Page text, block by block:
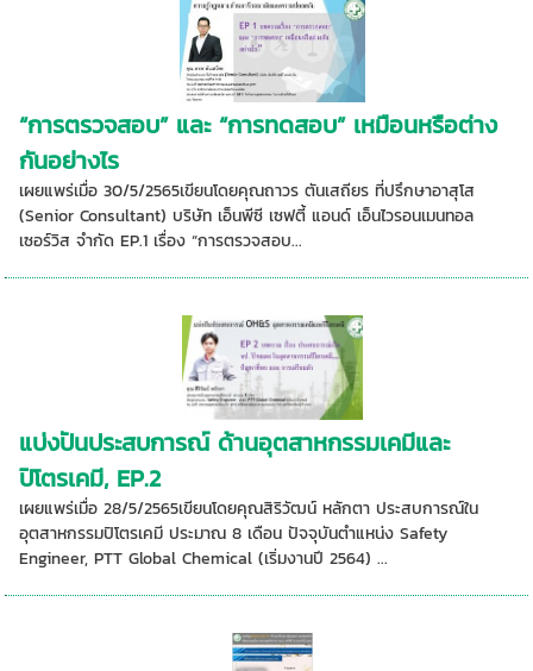
“การตรวจสอบ” และ “การทดสอบ” เหมือนหรือต่าง
กันอย่างไร
เผยแพร่เมื่อ 30/5/2565เขียนโดยคุณถาวร ตันเสถียร ที่ปรึกษาอาสุโส
(Senior Consultant) บริษัท เอ็นพีซี เซฟตี้ แอนด์ เอ็นไวรอนเมนทอล
เซอร์วิส จำกัด EP.1 เรื่อง “การตรวจสอบ...
แบ่งปันประสบการณ์ ด้านอุตสาหกรรมเคมีและ
ปิโตรเคมี, EP.2
เผยแพร่เมื่อ 28/5/2565เขียนโดยคุณสิริวัฒน์ หลักตา ประสบการณ์ใน
อุตสาหกรรมปิโตรเคมี ประมาณ 8 เดือน ปัจจุบันตำแหน่ง Safety
Engineer, PTT Global Chemical (เริ่มงานปี 2564) ...